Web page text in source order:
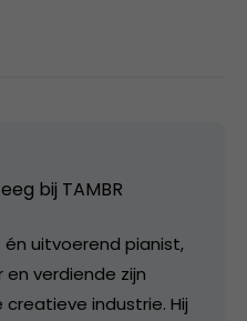
bij TAMBR
uitvoerend pianist,
verdiende zijn
industrie. Hij